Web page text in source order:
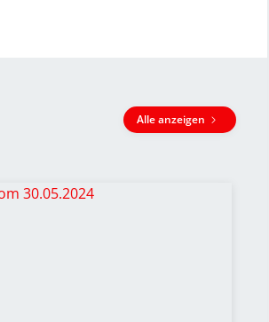
Alle anzeigen